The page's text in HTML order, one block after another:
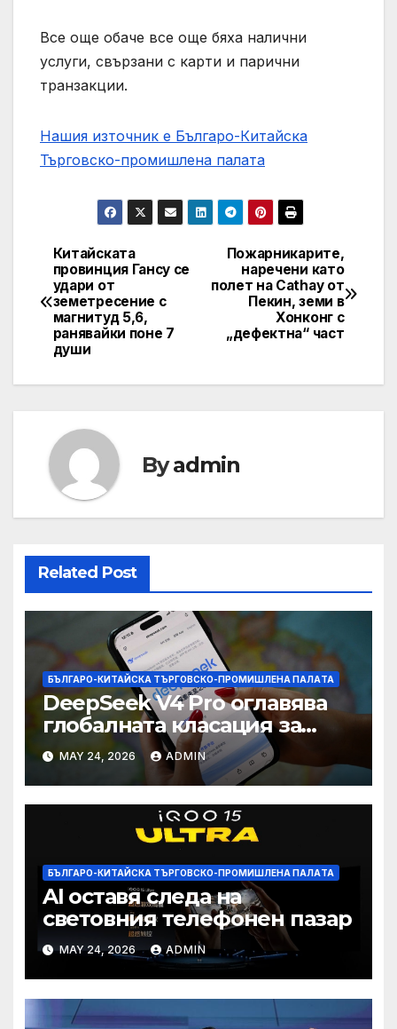
Все още обаче все още бяха налични
услуги, свързани с карти и парични
транзакции.
Нашия източник е Българо-Китайска
Търговско-промишлена палaта
Post
navigation
Пожарникарите,
наречени като
полет на Cathay от
Пекин, земи в
Хонконг с
„дефектна“ част
Китайската
провинция Гансу се
удари от
земетресение с
магнитуд 5,6,
ранявайки поне 7
души
Byadmin
Related Post
БЪЛГАРО-КИТАЙСКА ТЪРГОВСКО-ПРОМИШЛЕНА ПАЛAТА
DeepSeek V4 Pro оглавява
глобалната класация за
печалба след 75%
намаление на цената
MAY 24, 2026 ADMIN
БЪЛГАРО-КИТАЙСКА ТЪРГОВСКО-ПРОМИШЛЕНА ПАЛAТА
AI оставя следа на
световния телефонен пазар
MAY 24, 2026 ADMIN